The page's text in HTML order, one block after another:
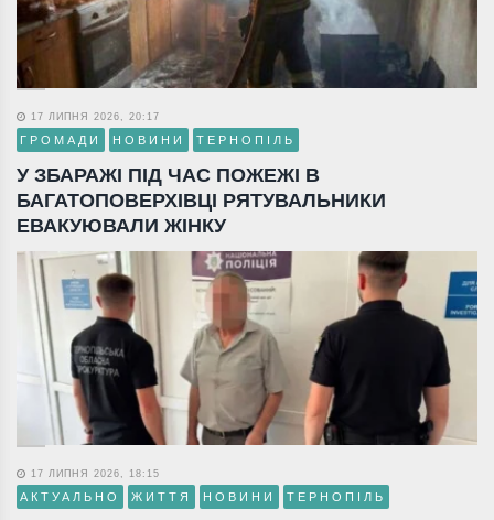
17 ЛИПНЯ 2026, 20:17
ГРОМАДИ НОВИНИ ТЕРНОПІЛЬ
У ЗБАРАЖІ ПІД ЧАС ПОЖЕЖІ В
БАГАТОПОВЕРХІВЦІ РЯТУВАЛЬНИКИ
ЕВАКУЮВАЛИ ЖІНКУ
17 ЛИПНЯ 2026, 18:15
АКТУАЛЬНО ЖИТТЯ НОВИНИ ТЕРНОПІЛЬ